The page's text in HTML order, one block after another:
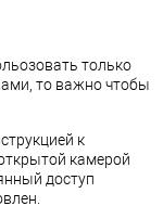
только
то важно чтобы
к
камерой
доступ